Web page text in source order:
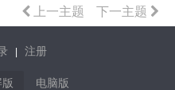
下一主题
上一主题
注册
电脑版